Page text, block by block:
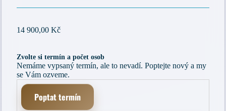
14 900,00Kč
Zvolte si termín a počet osob
Nemáme vypsaný termín, ale to nevadí. Poptejte nový a my
se Vám ozveme.
Poptat termín